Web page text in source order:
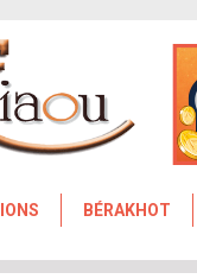
BÉRAKHOT